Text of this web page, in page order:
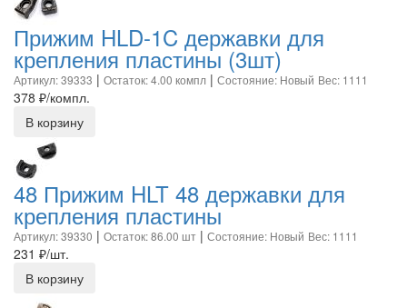
Прижим HLD-1C державки для
крепления пластины (3шт)
Артикул: 39333 | Остаток: 4.00 компл | Состояние: Новый Вес: 1111
378 ₽/компл.
В корзину
48 Прижим HLT 48 державки для
крепления пластины
Артикул: 39330 | Остаток: 86.00 шт | Состояние: Новый Вес: 1111
231 ₽/шт.
В корзину